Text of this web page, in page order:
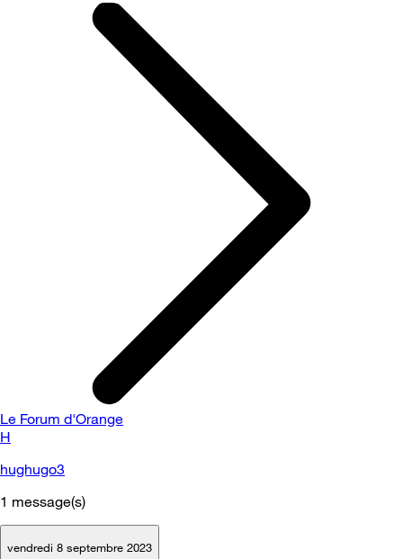
Le Forum d'Orange
H
hughugo3
1 message(s)
vendredi 8 septembre 2023